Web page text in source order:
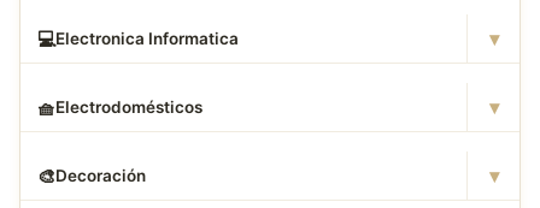
💻Electronica Informatica ▾
🧺Electrodomésticos ▾
🎨Decoración ▾